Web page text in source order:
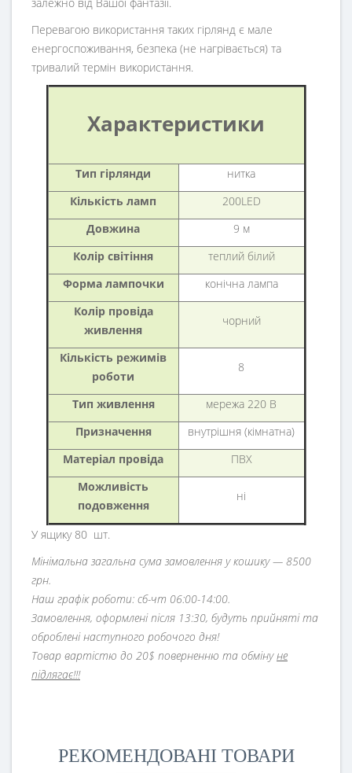
Перевагою використання таких гірлянд є мале
енергоспоживання, безпека (не нагрівається) та
тривалий термін використання.
Характеристики
Тип гірлянди
нитка
Кількість ламп
200LED
Довжина
9 м
Колір світіння
теплий білий
Форма лампочки
конічна лампа
Колір провіда
живлення
чорний
Кількість режимів
роботи
8
Тип живлення
мережа 220 В
Призначення
внутрішня (кімнатна)
Матеріал провіда
ПВХ
Можливість
подовження
ні
У ящику 80 шт.
Мінімальна загальна сума замовлення у кошику — 8500
грн.
Наш графік роботи: сб-чт 06:00-14:00.
Замовлення, оформлені після 13:30, будуть прийняті та
оброблені наступного робочого дня!
Товар вартістю до 20$ поверненню та обмінуне
підлягає!!!
РЕКОМЕНДОВАНІ ТОВАРИ